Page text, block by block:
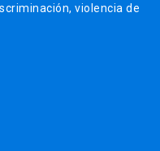
violencia de